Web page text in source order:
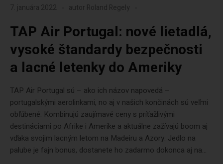
7. januára 2022 autor Roland Regely
TAP Air Portugal: nové lietadlá,
vysoké štandardy bezpečnosti
a lacné letenky do Ameriky
TAP Air Portugal sú – ako ich názov napovedá –
portugalskými aerolinkami, no aj v našich končinách sú veľmi
obľúbené. Kombinujú zaujímavé ceny s príťažlivými
destináciami po Afrike i Amerike a aktuálne zažívajú boom aj
vďaka svojim lacným letom na Madeiru a Azory. Jedlo na
palube je fajn bonus, dostanete ho zadarmo dokonca aj na...